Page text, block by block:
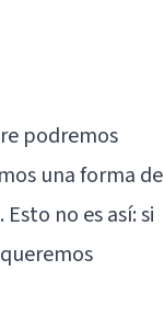
podremos
una forma de
no es así: si